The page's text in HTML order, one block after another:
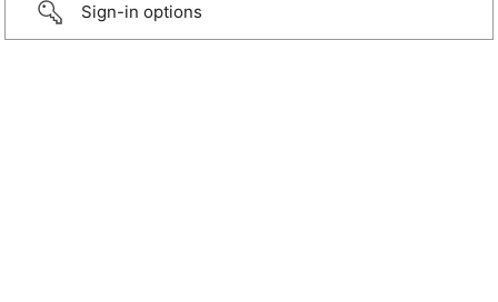
Sign-in options